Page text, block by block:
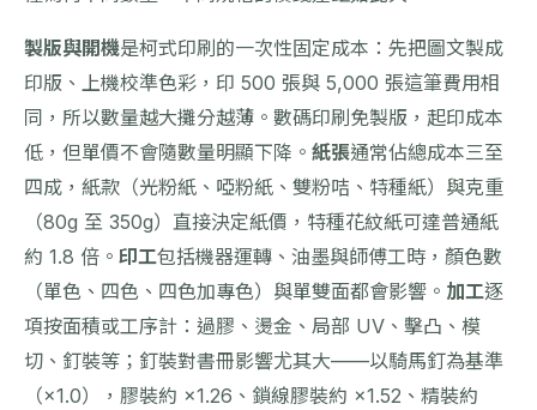
製版與開機是柯式印刷的一次性固定成本：先把圖文製成
印版、上機校準色彩，印 500 張與 5,000 張這筆費用相
同，所以數量越大攤分越薄。數碼印刷免製版，起印成本
低，但單價不會隨數量明顯下降。 紙張通常佔總成本三至
四成，紙款（光粉紙、啞粉紙、雙粉咭、特種紙）與克重
（80g 至 350g）直接決定紙價，特種花紋紙可達普通紙
約 1.8 倍。 印工包括機器運轉、油墨與師傅工時，顏色數
（單色、四色、四色加專色）與單雙面都會影響。 加工逐
項按面積或工序計：過膠、燙金、局部 UV、擊凸、模
切、釘裝等；釘裝對書冊影響尤其大——以騎馬釘為基準
（×1.0），膠裝約 ×1.26、鎖線膠裝約 ×1.52、精裝約